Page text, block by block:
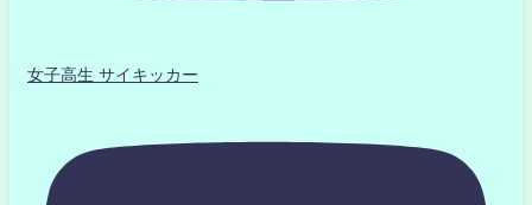
女子高生 サイキッカー